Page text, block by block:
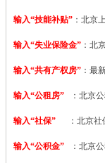
输入“技能补贴” ： 北京
输入“失业保险金” ：北
输入“共有产权房” ：最
输入“公租房” ：北京
输入“社保” ：北京
输入“公积金” ：北京